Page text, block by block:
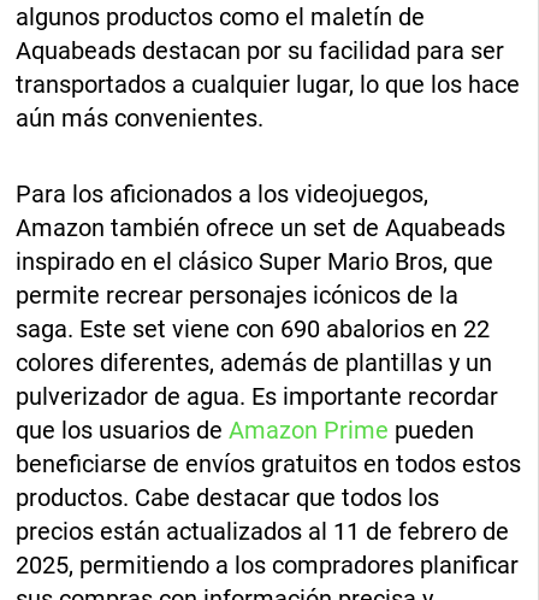
algunos productos como el maletín de
Aquabeads destacan por su facilidad para ser
transportados a cualquier lugar, lo que los hace
aún más convenientes.
Para los aficionados a los videojuegos,
Amazon también ofrece un set de Aquabeads
inspirado en el clásico Super Mario Bros, que
permite recrear personajes icónicos de la
saga. Este set viene con 690 abalorios en 22
colores diferentes, además de plantillas y un
pulverizador de agua. Es importante recordar
que los usuarios deAmazon Prime pueden
beneficiarse de envíos gratuitos en todos estos
productos. Cabe destacar que todos los
precios están actualizados al 11 de febrero de
2025, permitiendo a los compradores planificar